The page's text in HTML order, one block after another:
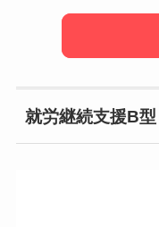
就労継続支援B